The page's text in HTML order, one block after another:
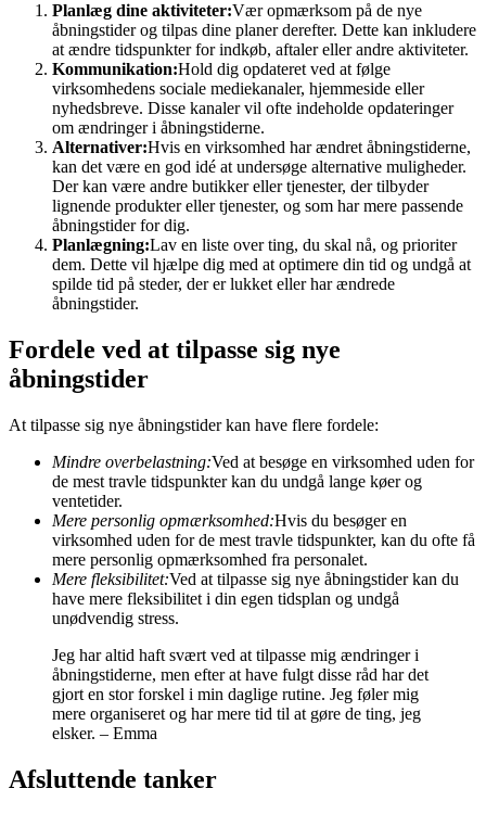
Planlæg dine aktiviteter:Vær opmærksom på de nye
åbningstider og tilpas dine planer derefter. Dette kan inkludere
at ændre tidspunkter for indkøb, aftaler eller andre aktiviteter.
Kommunikation:Hold dig opdateret ved at følge
virksomhedens sociale mediekanaler, hjemmeside eller
nyhedsbreve. Disse kanaler vil ofte indeholde opdateringer
om ændringer i åbningstiderne.
Alternativer:Hvis en virksomhed har ændret åbningstiderne,
kan det være en god idé at undersøge alternative muligheder.
Der kan være andre butikker eller tjenester, der tilbyder
lignende produkter eller tjenester, og som har mere passende
åbningstider for dig.
Planlægning:Lav en liste over ting, du skal nå, og prioriter
dem. Dette vil hjælpe dig med at optimere din tid og undgå at
spilde tid på steder, der er lukket eller har ændrede
åbningstider.
Fordele ved at tilpasse sig nye
åbningstider
At tilpasse sig nye åbningstider kan have flere fordele:
Mindre overbelastning:Ved at besøge en virksomhed uden for
de mest travle tidspunkter kan du undgå lange køer og
ventetider.
Mere personlig opmærksomhed:Hvis du besøger en
virksomhed uden for de mest travle tidspunkter, kan du ofte få
mere personlig opmærksomhed fra personalet.
Mere fleksibilitet:Ved at tilpasse sig nye åbningstider kan du
have mere fleksibilitet i din egen tidsplan og undgå
unødvendig stress.
Jeg har altid haft svært ved at tilpasse mig ændringer i
åbningstiderne, men efter at have fulgt disse råd har det
gjort en stor forskel i min daglige rutine. Jeg føler mig
mere organiseret og har mere tid til at gøre de ting, jeg
elsker. – Emma
Afsluttende tanker